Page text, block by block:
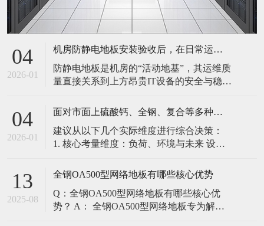
04
2026-01
机房防静电地板安装验收后，在日常运维中常常被忽视。请问，一套规范的、可操作的维护规程应包含哪些内容？有哪些“小问题”若不及时处理，会演变成“大故障”？
防静电地板是机房的“活动地基”，其运维质
量直接关系到上方昂贵IT设备的安全与稳
修，是保障其长期可靠的关键。 1. 建立分
由值班工程师执行）： 观： 巡检时观察地
面有无明显的水渍、油污或其它液体泼
04
2026-01
面对市面上硫酸钙、全钢、复合等多种类型的机房防静电地板，我们该如何科学选型？除了预算，更应该从哪些实际维度进行考量，以避免“过度配置”或“配置不足”？
建议从以下几个实际维度进行综合决策：
1. 核心考量维度：负荷、环境与未来 设备
您必须计算机房规划区域内最重设备的单
点载荷（通常指服务器机柜的支脚压
力）。 轻型机房（标准服务器/网络柜）：
单点载荷通常在1960N，主流的优质复合地
13
2025-08
全钢OA500型网络地板有哪些核心优势
Q：全钢OA500型网络地板有哪些核心优
势？ A： 全钢OA500型网络地板专为解决